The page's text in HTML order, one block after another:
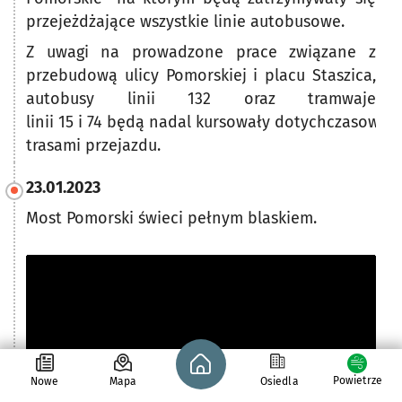
przejeżdżające wszystkie linie autobusowe.
Z uwagi na prowadzone prace związane z
przebudową ulicy Pomorskiej i placu Staszica,
autobusy linii 132 oraz tramwaje
linii 15 i 74 będą nadal kursowały
trasami przejazdu.
23.01.2023
Most Pomorski świeci pełnym blaskiem.
Nowe Mapa
Strona główna - wroclaw.pl
Osiedla Powietrze